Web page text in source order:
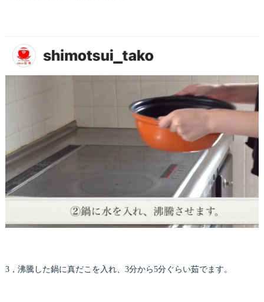
3，沸騰した鍋に真だこを入れ、3分から5分ぐらい茹でます。